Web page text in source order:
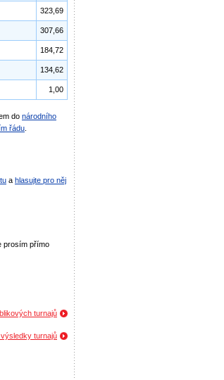
323,69
307,66
184,72
134,62
1,00
do národního
řádu
a hlasujte pro něj
prosím přímo
turnajů
turnajů